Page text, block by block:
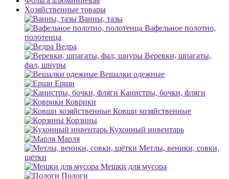
Хозяйственные товары
Ванны, тазы
Вафельное полотно,
полотенца
Ведра
Веревки, шпагаты,
фал, шнуры
Вешалки одежные
Ерши
Канистры, бочки, фляги
Коврики
Ковши хозяйственные
Корзины
Кухонный инвентарь
Марля
Метлы, веники, совки,
щётки
Мешки для мусора
Пологи